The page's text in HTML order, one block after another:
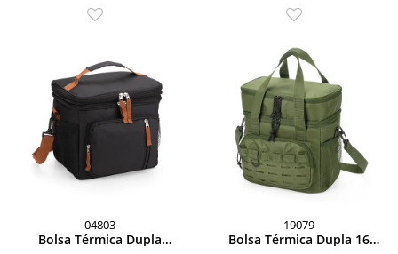
04803
Bolsa Térmica Dupla
19079
Bolsa Térmica Dupla 16